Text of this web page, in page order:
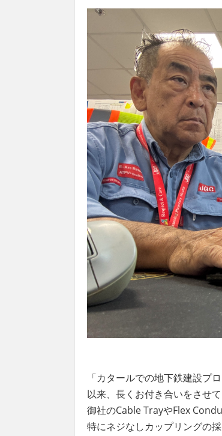
「カタールでの地下鉄建設プ
以来、長くお付き合いをさせ
御社のCable TrayやFlex
特にネジなしカップリングの